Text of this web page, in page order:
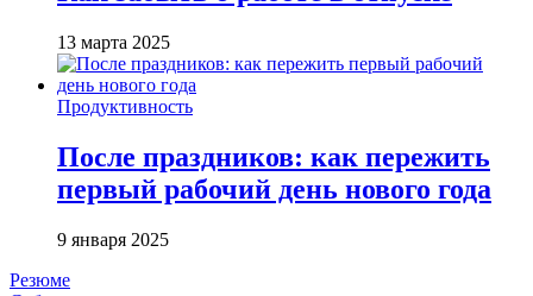
13 марта 2025
Продуктивность
После праздников: как пережить
первый рабочий день нового года
9 января 2025
Резюме